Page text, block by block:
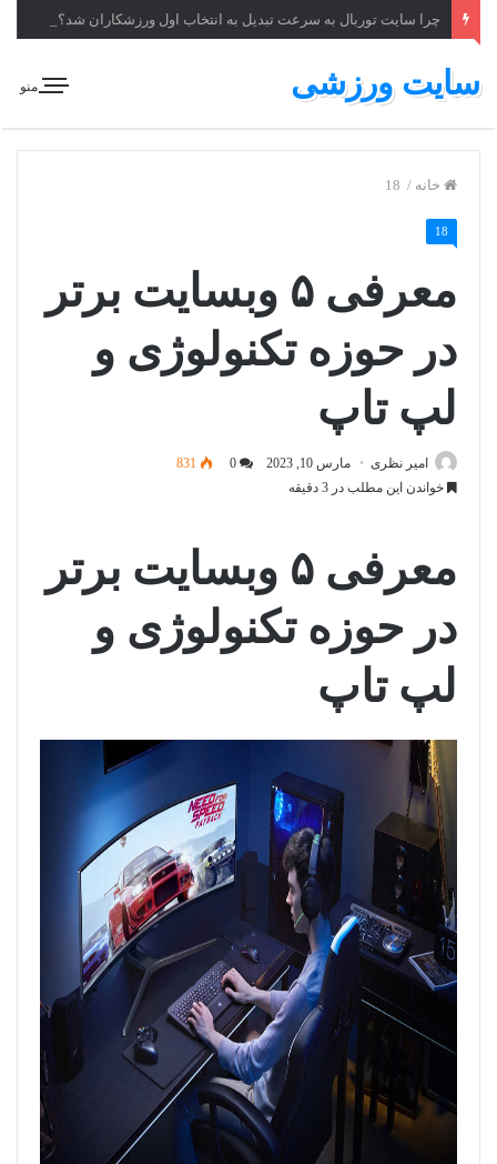
چرا سایت توربال به ‌سرعت تبدیل به انتخاب اول ورزشکاران شد؟
منو سایت ورزشی
خانه /
18
معرفی ۵ وبسایت برتر
در حوزه تکنولوژی و
لپ تاپ
امیر نظری مارس 10, 2023
831
خواندن این مطلب در 3 دقیقه
معرفی ۵ وبسایت برتر
در حوزه تکنولوژی و
لپ تاپ